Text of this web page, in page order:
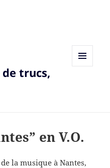
trucs,
en V.O.
la musique à Nantes,